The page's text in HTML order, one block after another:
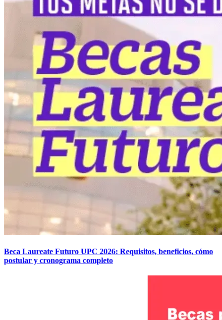
Beca Laureate Futuro UPC 2026: Requisitos, beneficios, cómo
postular y cronograma completo